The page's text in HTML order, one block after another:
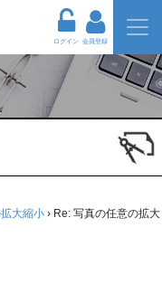
ログイン 会員登録
大縮小 › Re: 写真の任意の拡大